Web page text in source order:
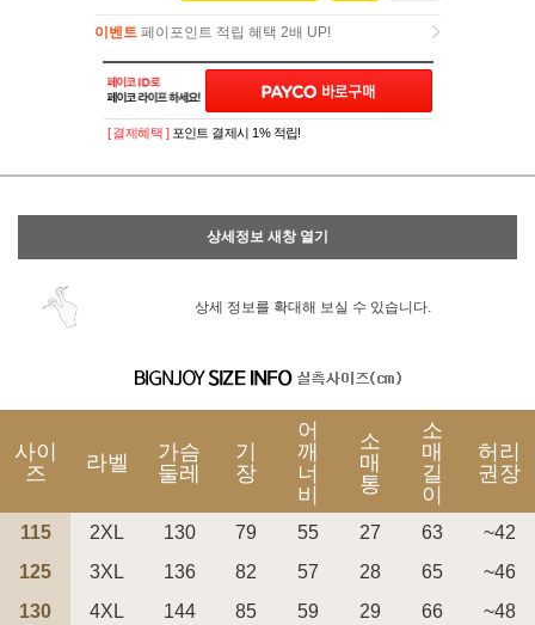
이벤트 페이포인트 적립 혜택 2배 UP!
이벤트페이포인트 적립 혜택 2배 UP!
[ 결제혜택 ] 포인트 결제시 1% 적립!
상세정보 새창 열기
상세 정보를 확대해 보실 수 있습니다.
사이
즈
라벨
가슴
둘레
기
장
어
깨
너
비
소
매
통
소
매
길
이
허리
권장
115 2XL 130 79 55 27 63
~42
125
3XL 136 82 57 28 65
~46
130
4XL 144 85 59 29 66 ~48